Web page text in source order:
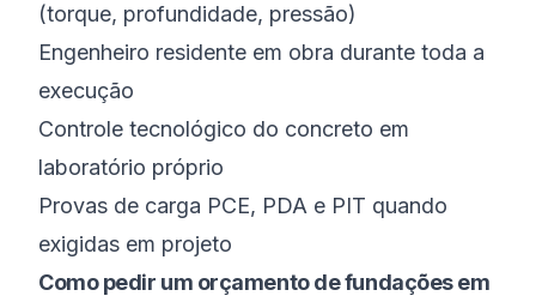
(torque, profundidade, pressão)
Engenheiro residente em obra durante toda a
execução
Controle tecnológico do concreto em
laboratório próprio
Provas de carga PCE, PDA e PIT quando
exigidas em projeto
Como pedir um orçamento de fundações em